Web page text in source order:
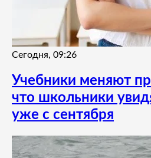
Сегодня, 09:26
Учебники меняют
что школьники
уже с сентября